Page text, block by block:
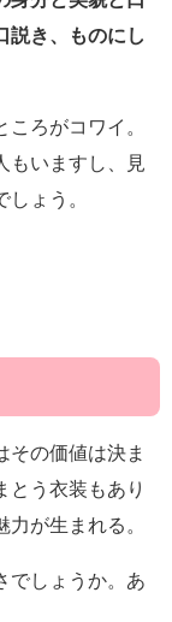
説き、ものにし
ろがコワイ。
もいますし、見
ょう。
その価値は決ま
とう衣装もあり
が生まれる。
でしょうか。あ